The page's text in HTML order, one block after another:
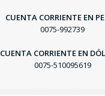
CUENTA CORRIENTE EN
0075-992739
CUENTA CORRIENTE EN
0075-510095619